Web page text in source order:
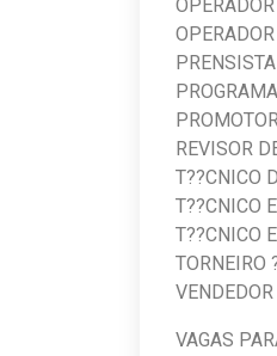
REVISOR
VAGAS